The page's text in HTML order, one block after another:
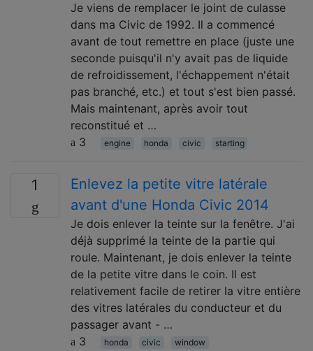
Je viens de remplacer le joint de culasse
dans ma Civic de 1992. Il a commencé
avant de tout remettre en place (juste une
seconde puisqu'il n'y avait pas de liquide
de refroidissement, l'échappement n'était
pas branché, etc.) et tout s'est bien passé.
Mais maintenant, après avoir tout
reconstitué et …
3
engine honda civic starting
1
Enlevez la petite vitre latérale
avant d'une Honda Civic 2014
Je dois enlever la teinte sur la fenêtre. J'ai
déjà supprimé la teinte de la partie qui
roule. Maintenant, je dois enlever la teinte
de la petite vitre dans le coin. Il est
relativement facile de retirer la vitre entière
des vitres latérales du conducteur et du
passager avant - …
3
honda civic window